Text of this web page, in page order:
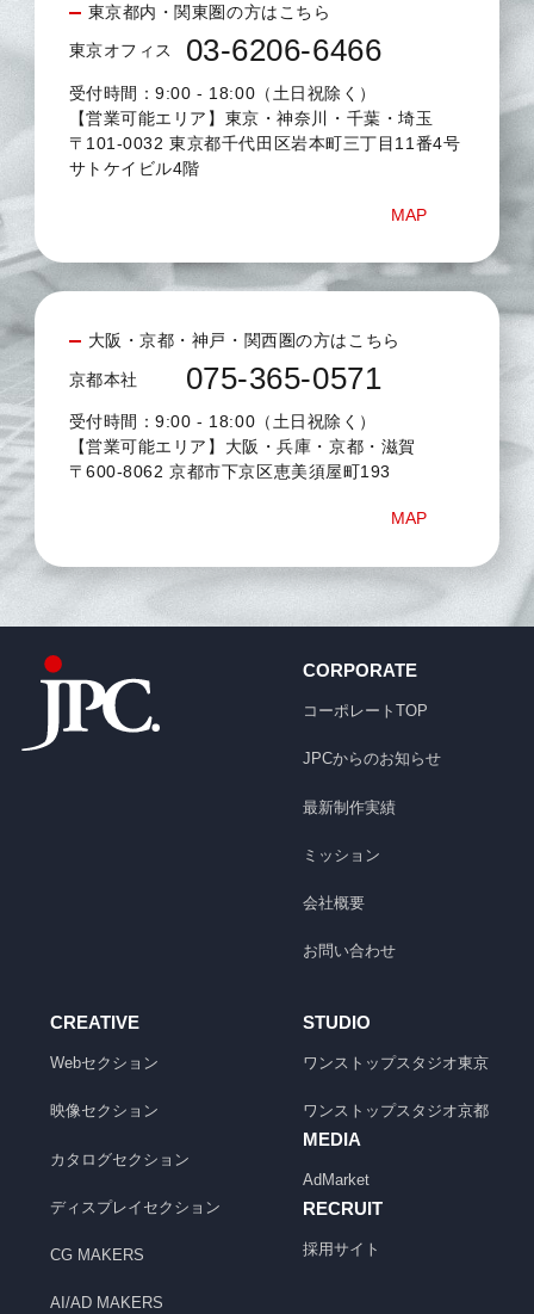
東京都内・関東圏の方はこちら
東京オフィス 03-6206-6466
受付時間：9:00 - 18:00（土日祝除く）
【営業可能エリア】東京・神奈川・千葉・埼玉
〒101-0032 東京都千代田区岩本町三丁目11番4号
サトケイビル4階
MAP
大阪・京都・神戸・関西圏の方はこちら
京都本社 075-365-0571
受付時間：9:00 - 18:00（土日祝除く）
【営業可能エリア】大阪・兵庫・京都・滋賀
〒600-8062 京都市下京区恵美須屋町193
MAP
CORPORATE
コーポレートTOP
JPCからのお知らせ
最新制作実績
ミッション
会社概要
お問い合わせ
CREATIVE
Webセクション
映像セクション
カタログセクション
ディスプレイセクション
CG MAKERS
AI/AD MAKERS
STUDIO
ワンストップスタジオ東京
ワンストップスタジオ京都
MEDIA
AdMarket
RECRUIT
採用サイト